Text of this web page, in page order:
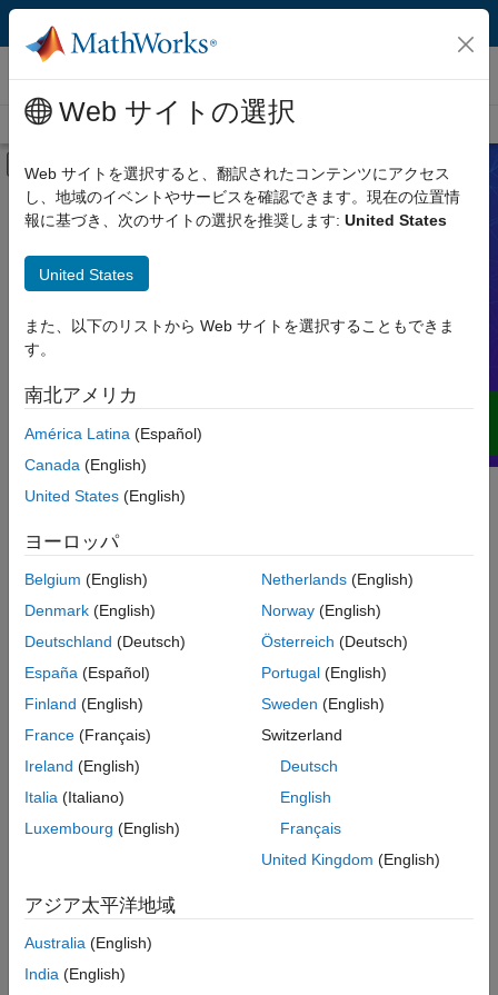
コンテンツへスキップ
ビデオ
ビデオ ホーム 検索
オフキャンバス ナビゲーション メ
製品
ビデオタイプ
用途
言語
ビデオ
Simulink、その他 MathWorks 製品、サ
メインコンテンツ
並べ替え
Web サイトの選択
Web サイトを選択すると、翻訳されたコンテンツにアクセス
し、地域のイベントやサービスを確認できます。現在の位置情
報に基づき、次のサイトの選択を推奨します: United States
United States
また、以下のリストから Web サイトを選択することもできま
す。
南北アメリカ
América Latina (Español)
Canada (English)
United States (English)
ヨーロッパ
Belgium (English)
Denmark (English)
Deutschland (Deutsch)
España (Español)
Finland (English)
France (Français)
Ireland (English)
Italia (Italiano)
Luxembourg (English)
Netherlands(English)
Norway(English)
Österreich (Deutsch)
Portugal(English)
Sweden (English)
Switzerland
Deutsch
English
Français
United Kingdom (English)
アジア太平洋地域
Australia (English)
India (English)